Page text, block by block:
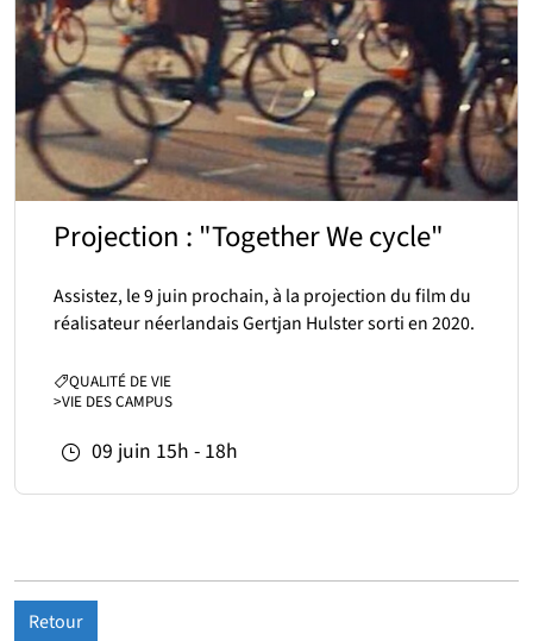
Projection : "Together We cycle"
Assistez, le 9 juin prochain, à la projection du film du
réalisateur néerlandais Gertjan Hulster sorti en 2020.
CATÉGORIES :
QUALITÉ DE VIE
>VIE DES CAMPUS
09 juin 15h - 18h
Retour